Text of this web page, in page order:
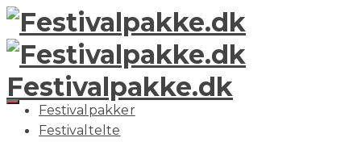
Festivalpakke.dk
Festivalpakker
Festivaltelte